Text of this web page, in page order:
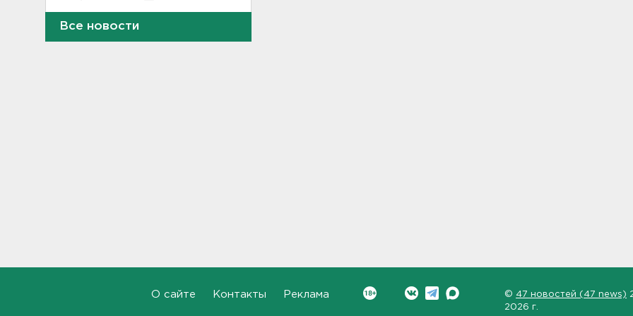
Дом культуры в Вознесенье
реконструируют
Все новости
О сайте Контакты Реклама © 47 новостей (47 news)
2026 г.